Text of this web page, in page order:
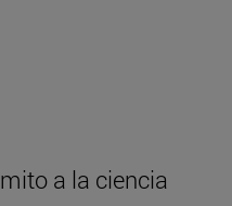
a la ciencia